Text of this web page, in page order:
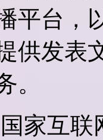
平台，
供发表
。
家互联